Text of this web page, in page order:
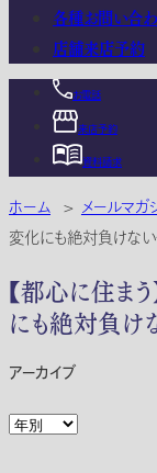
各種お問い合
店舗来店予約
お電話
来店予約
資料請求
ホーム > メールマガ
変化にも絶対負けない
【都心に住ま
にも絶対負け
アーカイブ